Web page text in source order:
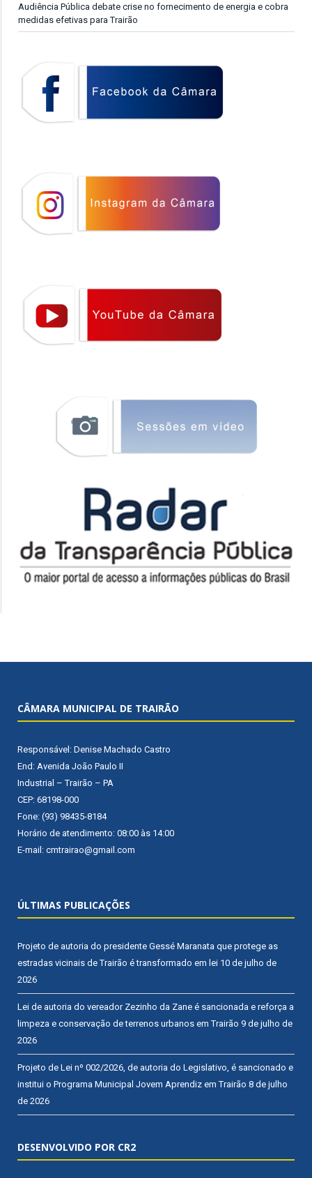
Audiência Pública debate crise no fornecimento de energia e cobra
medidas efetivas para Trairão
CÂMARA MUNICIPAL DE TRAIRÃO
Responsável: Denise Machado Castro
End: Avenida João Paulo II
Industrial – Trairão – PA
CEP: 68198-000
Fone: (93) 98435-8184
Horário de atendimento: 08:00 às 14:00
E-mail: cmtrairao@gmail.com
ÚLTIMAS PUBLICAÇÕES
Projeto de autoria do presidente Gessé Maranata que protege as
estradas vicinais de Trairão é transformado em lei 10 de julho de
2026
Lei de autoria do vereador Zezinho da Zane é sancionada e reforça a
limpeza e conservação de terrenos urbanos em Trairão 9 de julho de
2026
Projeto de Lei nº 002/2026, de autoria do Legislativo, é sancionado e
institui o Programa Municipal Jovem Aprendiz em Trairão 8 de julho
de 2026
DESENVOLVIDO POR CR2